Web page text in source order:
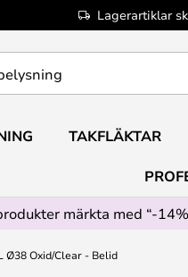
Lagerartiklar
TAKFLÄKTAR
märkta med “-
Ø38 Oxid/Clear - Belid